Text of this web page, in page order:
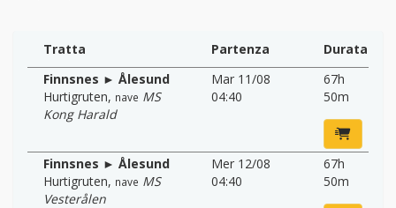
Tratta Partenza
Durata
Finnsnes ► Ålesund
Hurtigruten, nave MS
Kong Harald
Mar 11/08
04:40
67h
50m
Finnsnes ► Ålesund
Hurtigruten, nave MS
Vesterålen
Mer 12/08
04:40
67h
50m